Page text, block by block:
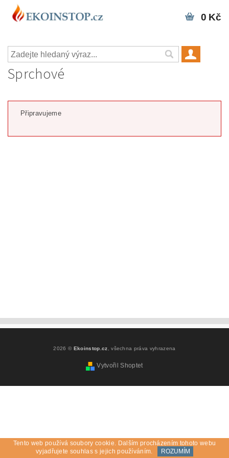
0 Kč
Sprchové
Připravujeme
2026 © Ekoinstop.cz, všechna práva vyhrazena
Vytvořil Shoptet
Tento web používá soubory cookie. Dalším procházením tohoto webu
vyjadřujete souhlas s jejich používáním.
ROZUMÍM